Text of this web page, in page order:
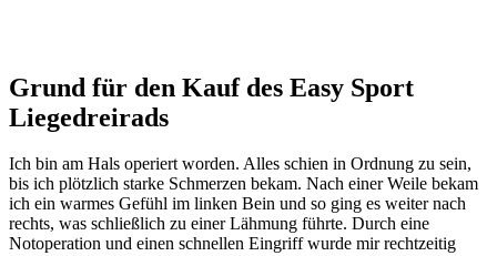
Grund für den Kauf des Easy Sport
Liegedreirads
Ich bin am Hals operiert worden. Alles schien in Ordnung zu sein,
bis ich plötzlich starke Schmerzen bekam. Nach einer Weile bekam
ich ein warmes Gefühl im linken Bein und so ging es weiter nach
rechts, was schließlich zu einer Lähmung führte. Durch eine
Notoperation und einen schnellen Eingriff wurde mir rechtzeitig